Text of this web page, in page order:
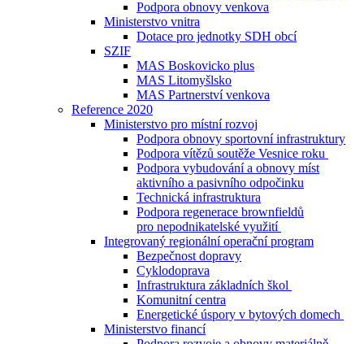
Podpora obnovy venkova
Ministerstvo vnitra
Dotace pro jednotky SDH obcí
SZIF
MAS Boskovicko plus
MAS Litomyšlsko
MAS Partnerství venkova
Reference 2020
Ministerstvo pro místní rozvoj
Podpora obnovy sportovní infrastruktury
Podpora vítězů soutěže Vesnice roku
Podpora vybudování a obnovy míst
aktivního a pasivního odpočinku
Technická infrastruktura
Podpora regenerace brownfieldů
pro nepodnikatelské využití
Integrovaný regionální operační program
Bezpečnost dopravy
Cyklodoprava
Infrastruktura základních škol
Komunitní centra
Energetické úspory v bytových domech
Ministerstvo financí